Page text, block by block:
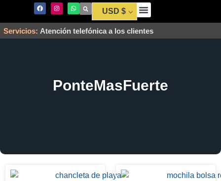
USD $
Servicios: Atención telefónica a los clientes
PonteMasFuerte